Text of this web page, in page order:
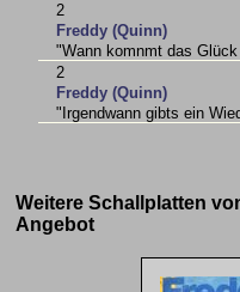
2
Freddy (Quinn)
"Wann komnmt das
2
Freddy (Quinn)
"Irgendwann gibts ein
Weitere Schallplatten
Angebot